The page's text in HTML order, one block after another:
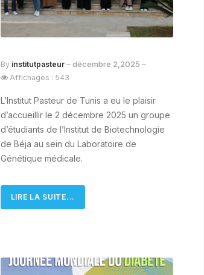
By institutpasteur décembre 2,2025
Affichages : 543
L’Institut Pasteur de Tunis a eu le plaisir
d’accueillir le 2 décembre 2025 un groupe
d’étudiants de l’Institut de Biotechnologie
de Béja au sein du Laboratoire de
Génétique médicale.
LIRE LA SUITE...